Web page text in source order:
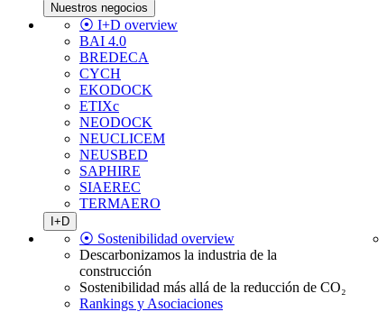
Nuestros negocios
⦿ I+D overview
BAI 4.0
BREDECA
CYCH
EKODOCK
ETIXc
NEODOCK
NEUCLICEM
NEUSBED
SAPHIRE
SIAEREC
TERMAERO
I+D
⦿ Sostenibilidad overview
Descarbonizamos la industria de la
construcción
Sostenibilidad más allá de la reducción de CO₂
Rankings y Asociaciones